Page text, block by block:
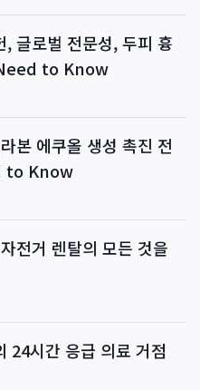
글로벌 전문성, 두피 흉
to Know
본 에쿠올 생성 촉진 전
to Know
전거 렌탈의 모든 것을
24시간 응급 의료 거점